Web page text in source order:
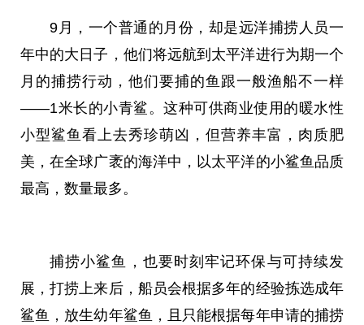
9月，一个普通的月份，却是远洋捕捞人员一
年中的大日子，他们将远航到太平洋进行为期一个
月的捕捞行动，他们要捕的鱼跟一般渔船不一样
——1米长的小青鲨。这种可供商业使用的暖水性
小型鲨鱼看上去秀珍萌凶，但营养丰富，肉质肥
美，在全球广袤的海洋中，以太平洋的小鲨鱼品质
最高，数量最多。
捕捞小鲨鱼，也要时刻牢记环保与可持续发
展，打捞上来后，船员会根据多年的经验拣选成年
鲨鱼，放生幼年鲨鱼，且只能根据每年申请的捕捞